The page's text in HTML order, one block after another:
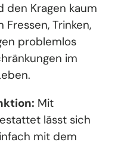
den Kragen kaum
Trinken,
problemlos
im
Mit
lässt sich
mit dem